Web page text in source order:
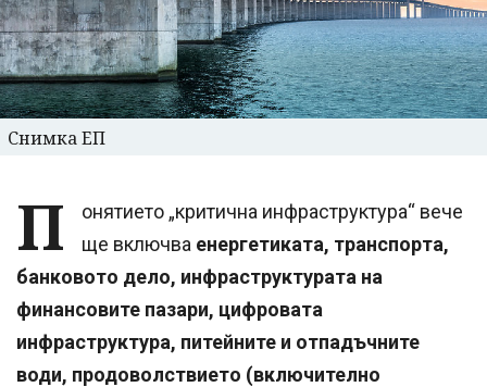
Снимка ЕП
П
онятието „критична инфраструктура“ вече
ще включва енергетиката, транспорта,
банковото дело, инфраструктурата на
финансовите пазари, цифровата
инфраструктура, питейните и отпадъчните
води, продоволствието (включително